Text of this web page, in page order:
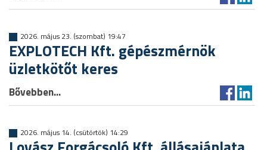
2026. május 23. (szombat) 19:47
EXPLOTECH Kft. gépészmérnök
üzletkötőt keres
Bővebben...
2026. május 14. (csütörtök) 14:29